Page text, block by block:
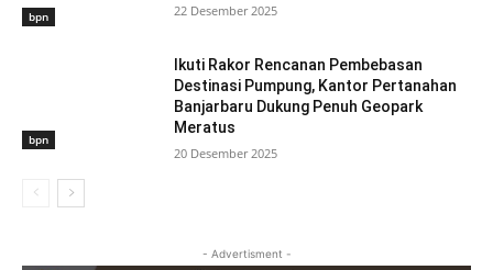
bpn 22 Desember 2025
bpn
Ikuti Rakor Rencanan Pembebasan
Destinasi Pumpung, Kantor Pertanahan
Banjarbaru Dukung Penuh Geopark
Meratus
20 Desember 2025
- Advertisment -